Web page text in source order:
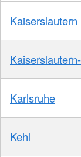
Kaiserslautern
Karlsruhe
Kehl